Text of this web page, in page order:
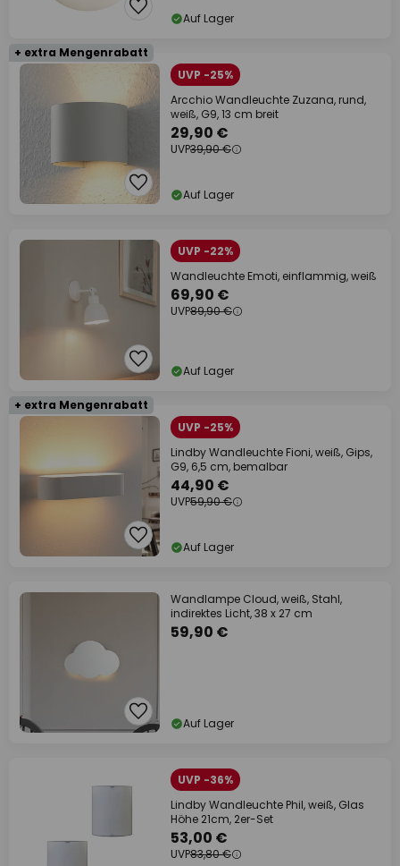
Auf Lager
+ extra Mengenrabatt
UVP -25%
Arcchio Wandleuchte Zuzana, rund,
weiß, G9, 13 cm breit
29,90 €
UVP39,90 €
Auf Lager
UVP -22%
Wandleuchte Emoti, einflammig, weiß
69,90 €
UVP89,90 €
Auf Lager
+ extra Mengenrabatt
UVP -25%
Lindby Wandleuchte Fioni, weiß, Gips,
G9, 6,5 cm, bemalbar
44,90 €
UVP59,90 €
Auf Lager
Wandlampe Cloud, weiß, Stahl,
indirektes Licht, 38 x 27 cm
59,90 €
Auf Lager
UVP -36%
Lindby Wandleuchte Phil, weiß, Glas
Höhe 21cm, 2er-Set
53,00 €
UVP83,80 €